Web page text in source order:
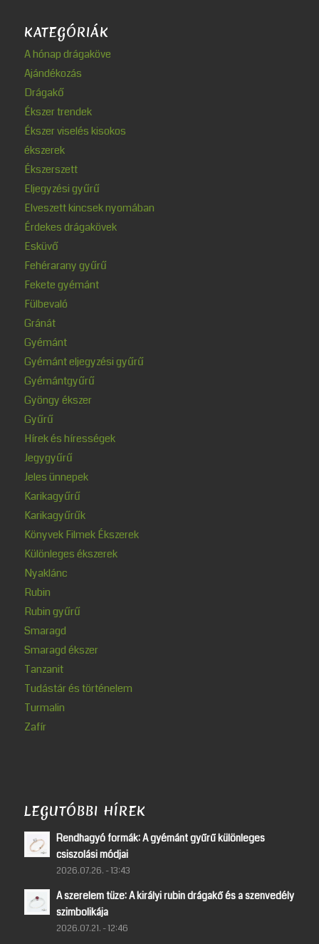
KATEGÓRIÁK
A hónap drágaköve
Ajándékozás
Drágakő
Ékszer trendek
Ékszer viselés kisokos
ékszerek
Ékszerszett
Eljegyzési gyűrű
Elveszett kincsek nyomában
Érdekes drágakövek
Esküvő
Fehérarany gyűrű
Fekete gyémánt
Fülbevaló
Gránát
Gyémánt
Gyémánt eljegyzési gyűrű
Gyémántgyűrű
Gyöngy ékszer
Gyűrű
Hírek és hírességek
Jegygyűrű
Jeles ünnepek
Karikagyűrű
Karikagyűrűk
Könyvek Filmek Ékszerek
Különleges ékszerek
Nyaklánc
Rubin
Rubin gyűrű
Smaragd
Smaragd ékszer
Tanzanit
Tudástár és történelem
Turmalin
Zafír
LEGUTÓBBI HÍREK
Rendhagyó formák: A gyémánt gyűrű különleges
csiszolási módjai
2026.07.26. - 13:43
A szerelem tüze: A királyi rubin drágakő és a szenvedély
szimbolikája
2026.07.21. - 12:46